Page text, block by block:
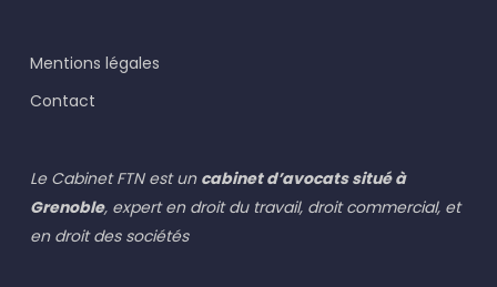
Mentions légales
Contact
Le Cabinet FTN est un cabinet d’avocats situé à
Grenoble, expert en droit du travail, droit commercial, et
en droit des sociétés